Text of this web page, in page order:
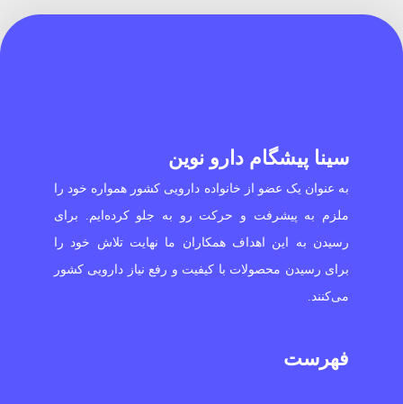
سینا پیشگام دارو نوین
به عنوان یک عضو از خانواده دارویی کشور همواره خود را
ملزم به پیشرفت و حرکت رو به جلو کرده‌ایم. برای
رسیدن به این اهداف همکاران ما نهایت تلاش خود را
برای رسیدن محصولات با کیفیت و رفع نیاز دارویی کشور
می‌کنند.
فهرست